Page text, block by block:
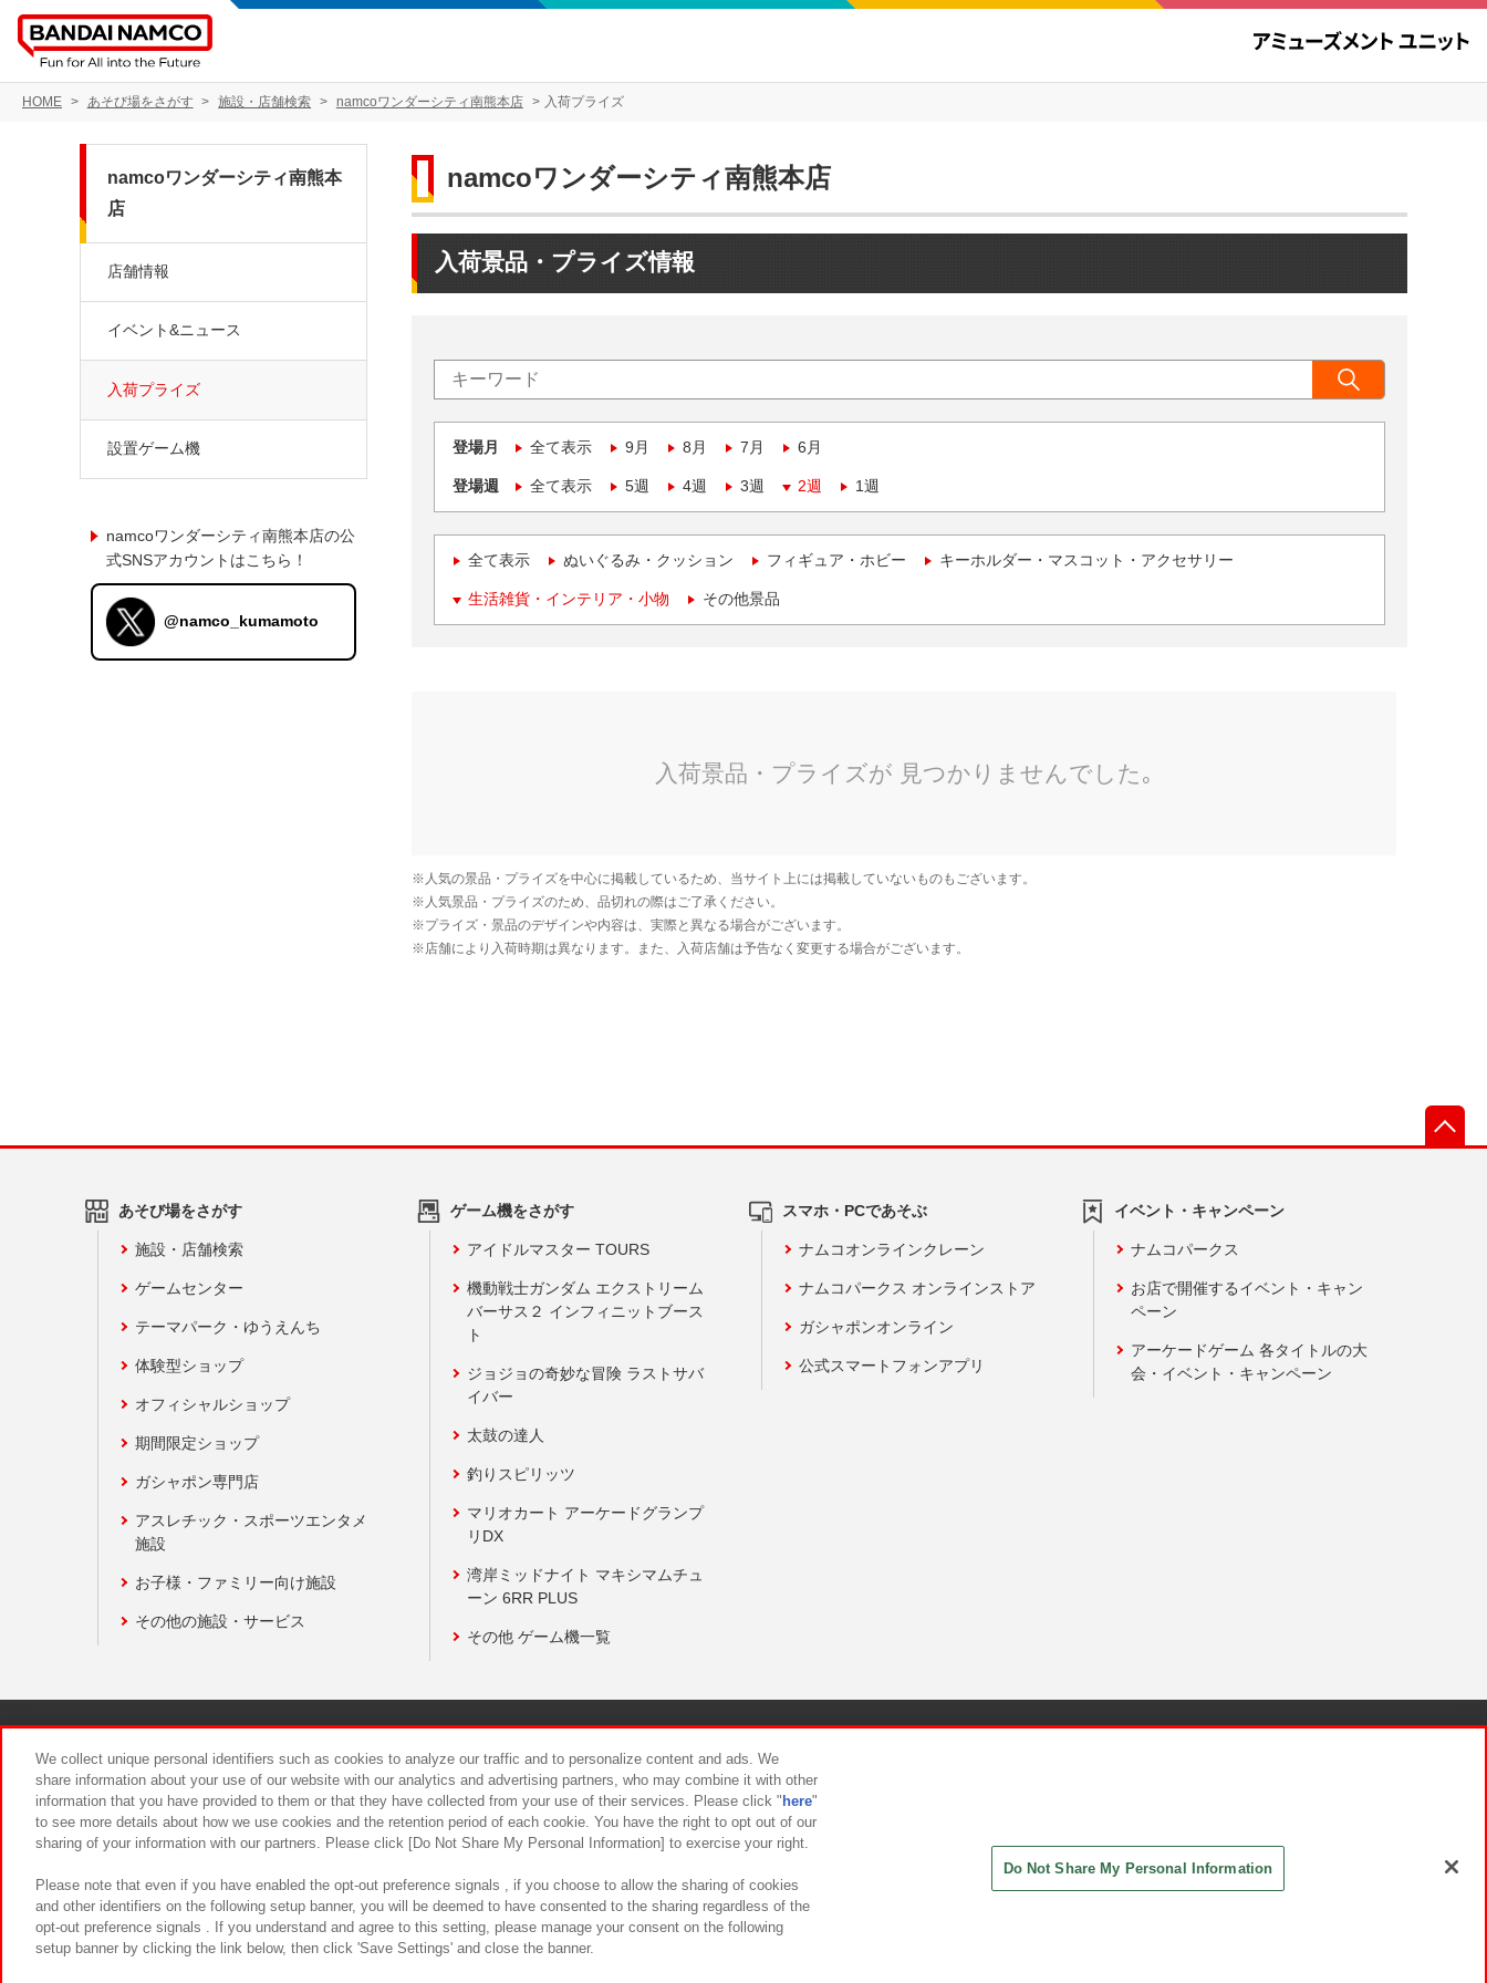
HOME あそび場をさがす 施設・店舗検索 namcoワンダーシティ南熊本店 入荷プライズ
namcoワンダーシティ南熊本店
入荷景品・プライズ情報
登場月 全て表示 9月 8月 7月 6月
登場週 全て表示 5週 4週 3週 2週 1週
全て表示 ぬいぐるみ・クッション フィギュア・ホビー キーホルダー・マスコット・アクセサリー
生活雑貨・インテリア・小物 その他景品
namcoワンダーシティ南熊本
店
店舗情報
イベント&ニュース
入荷プライズ
設置ゲーム機
namcoワンダーシティ南熊本店の公
式SNSアカウントはこちら！
@namco_kumamoto
あそび場をさがす
施設・店舗検索
ゲームセンター
テーマパーク・ゆうえんち
体験型ショップ
オフィシャルショップ
期間限定ショップ
ガシャポン専門店
アスレチック・スポーツエンタメ
施設
お子様・ファミリー向け施設
その他の施設・サービス
ゲーム機をさがす
アイドルマスター TOURS
機動戦士ガンダム エクストリーム
バーサス２ インフィニットブース
ト
ジョジョの奇妙な冒険 ラストサバ
イバー
太鼓の達人
釣りスピリッツ
マリオカート アーケードグランプ
リDX
湾岸ミッドナイト マキシマムチュ
ーン 6RR PLUS
その他 ゲーム機一覧
スマホ・PCであそぶ
ナムコオンラインクレーン
ナムコパークス オンラインストア
ガシャポンオンライン
公式スマートフォンアプリ
イベント・キャンペーン
ナムコパークス
お店で開催するイベント・キャン
ペーン
アーケードゲーム 各タイトルの大
会・イベント・キャンペーン
食品のご提供について カスタマーハラスメント対応方針
We collect unique personal identifiers such as cookies to analyze our traffic and to personalize content and ads. We
share information about your use of our website with our analytics and advertising partners, who may combine it with other
information that you have provided to them or that they have collected from your use of their services. Please click " here"
to see more details about how we use cookies and the retention period of each cookie. You have the right to opt out of our
sharing of your information with our partners. Please click [Do Not Share My Personal Information] to exercise your right.
Please note that even if you have enabled the opt-out preference signals , if you choose to allow the sharing of cookies
and other identifiers on the following setup banner, you will be deemed to have consented to the sharing regardless of the
opt-out preference signals . If you understand and agree to this setting, please manage your consent on the following
setup banner by clicking the link below, then click 'Save Settings' and close the banner.
Do Not Share My Personal Information